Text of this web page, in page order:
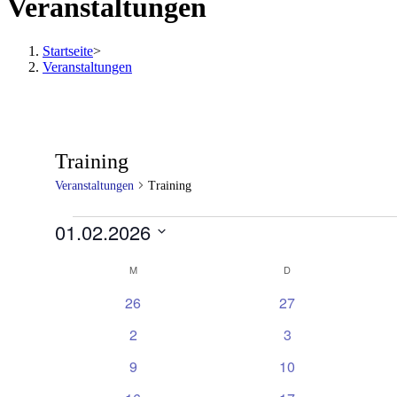
Veranstaltungen
Startseite>
Veranstaltungen
Training
Veranstaltungen Training
01.02.2026
KalenderM D
0
26
0
27
0
2
0
3
0
9
0
10